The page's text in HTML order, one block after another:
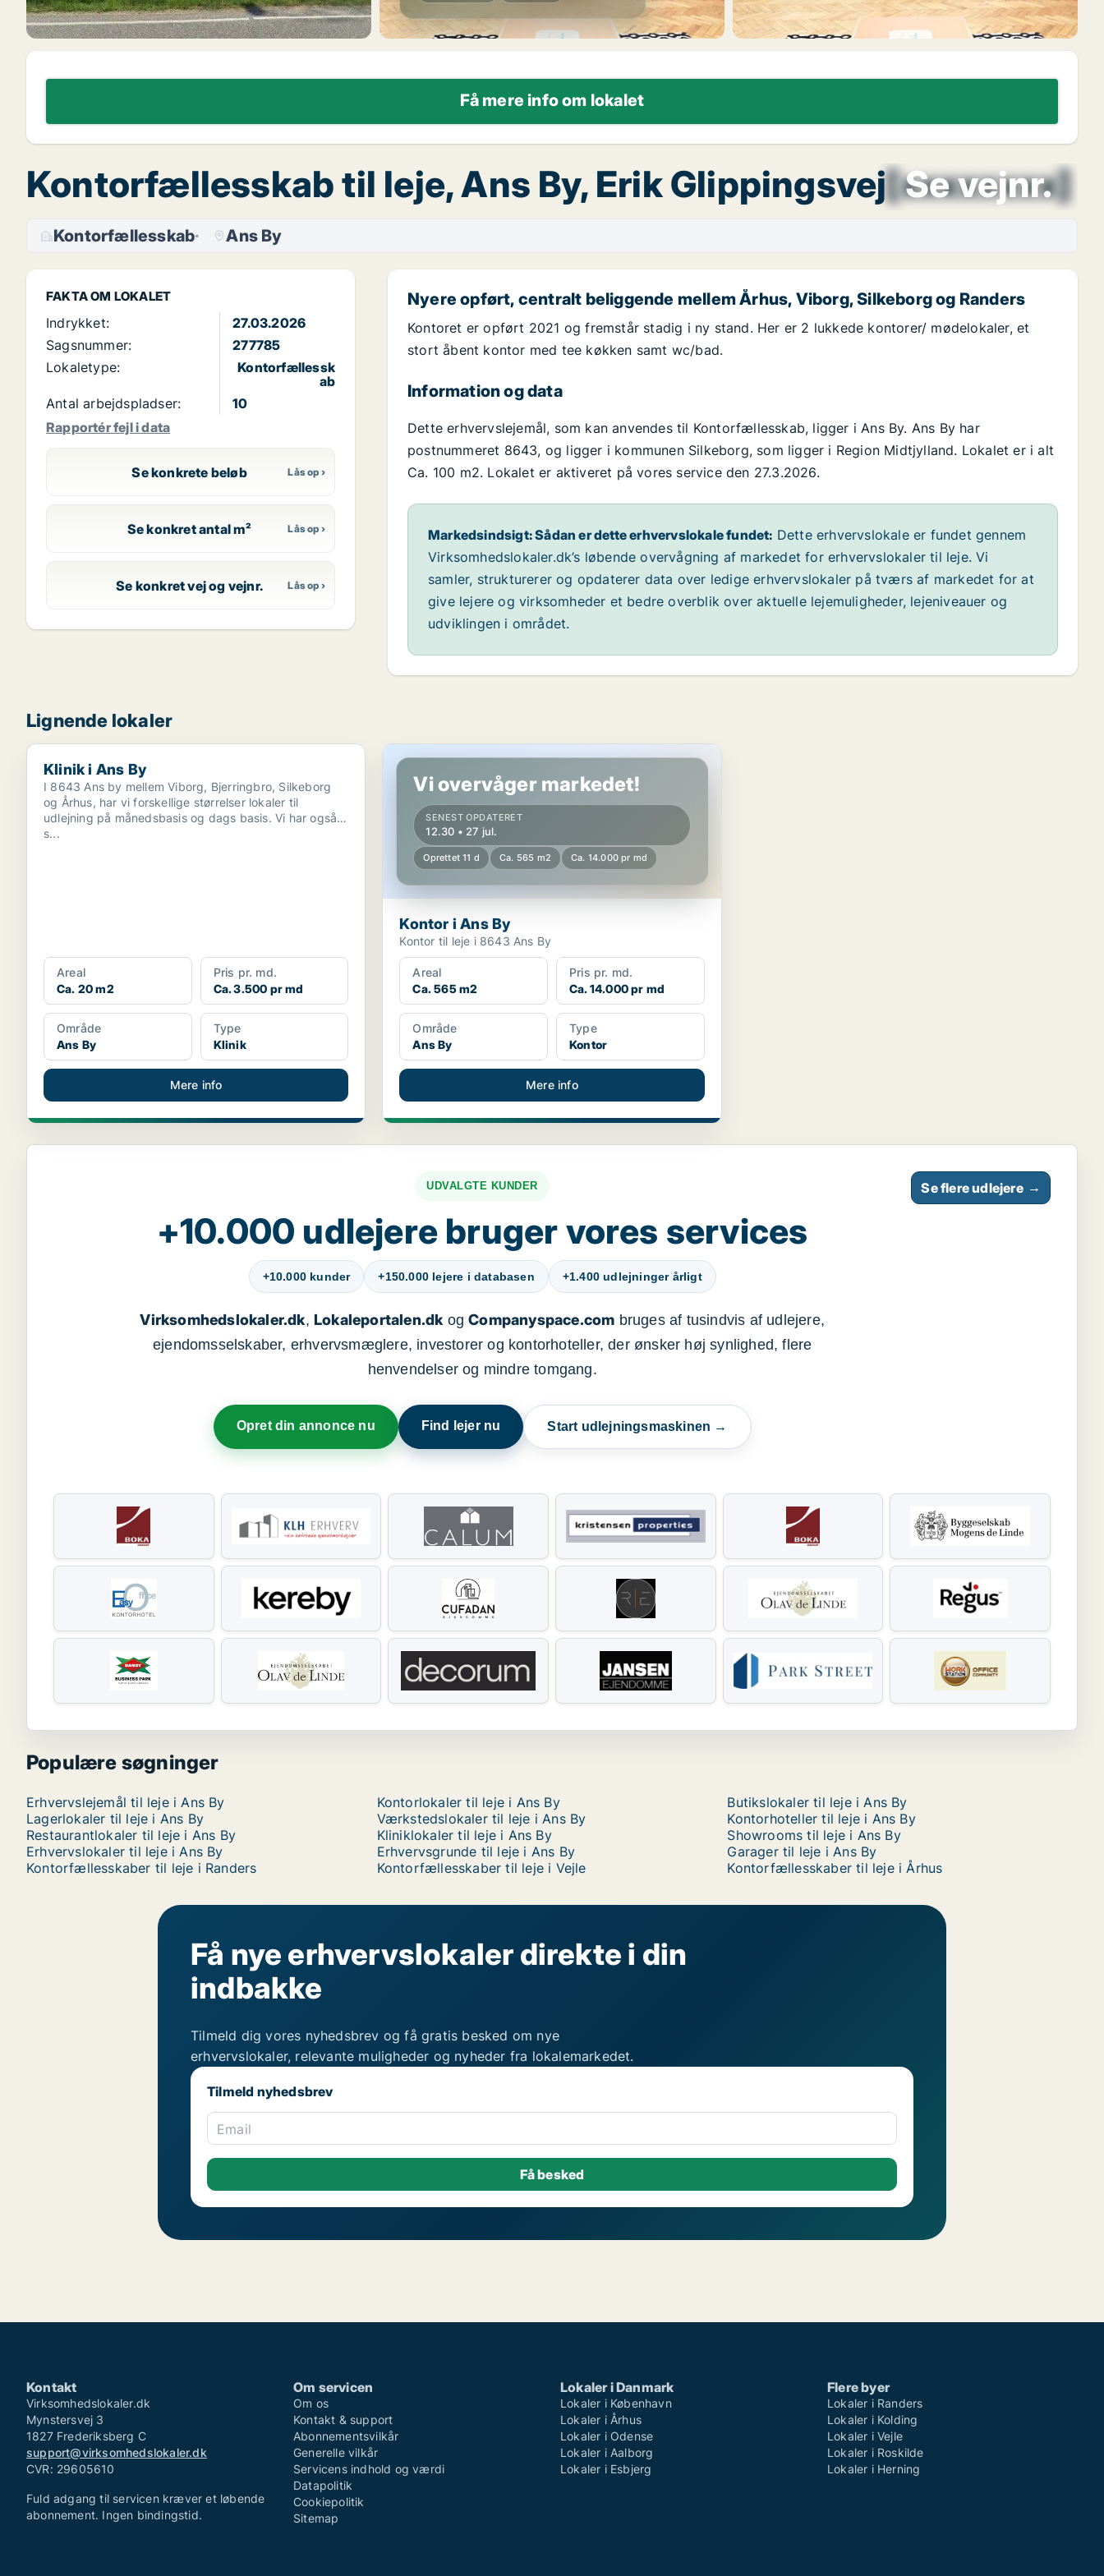
Få mere info om lokalet
Kontorfællesskab til leje, Ans By, Erik Glippingsvej Se vejnr.
[xxxxxxxx]
Kontorfællesskab Ans By
FAKTA OM LOKALET
Indrykket:
27.03.2026
Sagsnummer:
277785
Lokaletype:
Kontorfællessk
ab
Antal arbejdspladser:
10
Rapportér fejl i data
Se konkrete beløb
Se konkret antal m²
Se konkret vej og vejnr.
Nyere opført, centralt beliggende mellem Århus, Viborg, Silkeborg og Randers
Kontoret er opført 2021 og fremstår stadig i ny stand. Her er 2 lukkede kontorer/ mødelokaler, et
stort åbent kontor med tee køkken samt wc/bad.
Information og data
Dette erhvervslejemål, som kan anvendes til Kontorfællesskab, ligger i Ans By. Ans By har
postnummeret 8643, og ligger i kommunen Silkeborg, som ligger i Region Midtjylland. Lokalet er i alt
Ca. 100 m2. Lokalet er aktiveret på vores service den 27.3.2026.
Markedsindsigt: Sådan er dette erhvervslokale fundet: Dette erhvervslokale er fundet gennem
Virksomhedslokaler.dk’s løbende overvågning af markedet for erhvervslokaler til leje. Vi
samler, strukturerer og opdaterer data over ledige erhvervslokaler på tværs af markedet for at
give lejere og virksomheder et bedre overblik over aktuelle lejemuligheder, lejeniveauer og
udviklingen i området.
Lignende lokaler
Klinik i Ans By
Klinik i Ans By
I 8643 Ans by mellem Viborg, Bjerringbro, Silkeborg
og Århus, har vi forskellige størrelser lokaler til
udlejning på månedsbasis og dags basis. Vi har også
s...
Areal
Ca. 20 m2
Pris pr. md.
Ca. 3.500 pr md
Område
Ans By
Type
Klinik
Mere info
Kontor i Ans By
Vi overvåger markedet!
SENEST OPDATERET
12.30 • 27 jul.
Oprettet 11 d Ca. 565 m2 Ca. 14.000 pr md
Kontor i Ans By
Kontor til leje i 8643 Ans By
Areal
Ca. 565 m2
Pris pr. md.
Ca. 14.000 pr md
Område
Ans By
Type
Kontor
Mere info
UDVALGTE KUNDER
+10.000 udlejere bruger vores services
+10.000 kunder +150.000 lejere i databasen +1.400 udlejninger årligt
Virksomhedslokaler.dk, Lokaleportalen.dkogCompanyspace.com bruges af tusindvis af udlejere,
ejendomsselskaber, erhvervsmæglere, investorer og kontorhoteller, der ønsker høj synlighed, flere
henvendelser og mindre tomgang.
Opret din annonce nu Find lejer nu Start udlejningsmaskinen →
Se flere udlejere →
Populære søgninger
Erhvervslejemål til leje i Ans By Kontorlokaler til leje i Ans By
Butikslokaler til leje i Ans By
Lagerlokaler til leje i Ans By
Værkstedslokaler til leje i Ans By
Kontorhoteller til leje i Ans By
Restaurantlokaler til leje i Ans By
Kliniklokaler til leje i Ans By
Showrooms til leje i Ans By
Erhvervslokaler til leje i Ans By
Erhvervsgrunde til leje i Ans By
Garager til leje i Ans By
Kontorfællesskaber til leje i Randers
Kontorfællesskaber til leje i Vejle Kontorfællesskaber til leje i Århus
Få nye erhvervslokaler direkte i din
indbakke
Tilmeld dig vores nyhedsbrev og få gratis besked om nye
erhvervslokaler, relevante muligheder og nyheder fra lokalemarkedet.
Tilmeld nyhedsbrev
Email
Kontakt
Virksomhedslokaler.dk
Mynstersvej 3
1827 Frederiksberg C
support@virksomhedslokaler.dk
CVR: 29605610
Fuld adgang til servicen kræver et løbende
abonnement. Ingen bindingstid.
Om servicen
Om os
Kontakt & support
Abonnementsvilkår
Generelle vilkår
Servicens indhold og værdi
Datapolitik
Cookiepolitik
Sitemap
Lokaler i Danmark
Lokaler i København
Lokaler i Århus
Lokaler i Odense
Lokaler i Aalborg
Lokaler i Esbjerg
Flere byer
Lokaler i Randers
Lokaler i Kolding
Lokaler i Vejle
Lokaler i Roskilde
Lokaler i Herning